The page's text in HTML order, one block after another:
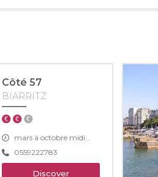
Côté 57
BIARRITZ
mars à octobre midi...
0559222783
Discover